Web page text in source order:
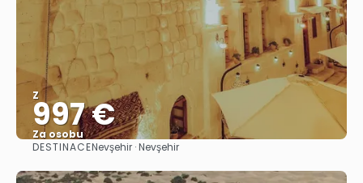
Z
997 €
Za osobu
Zobrazit
DESTINACENevşehir · Nevşehir